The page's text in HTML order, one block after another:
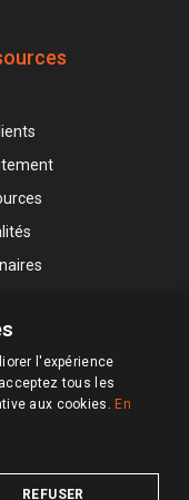
l'expérience
tous les
aux cookies. En
REFUSER